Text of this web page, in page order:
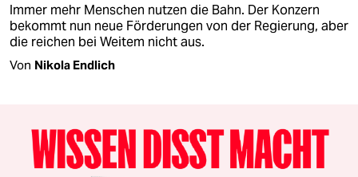
Immer mehr Menschen nutzen die Bahn. Der Konzern
bekommt nun neue Förderungen von der Regierung, aber
die reichen bei Weitem nicht aus.
Von Nikola Endlich